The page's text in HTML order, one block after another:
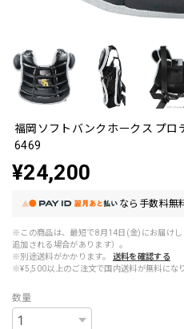
福岡ソフトバンクホークス プロ
6469
¥24,200
なら 手数料無
※この商品は、最短で8月14日(金)にお届けし
追加される場合があります）。
※別途送料がかかります。
送料を確認する
※¥5,500以上のご注文で国内送料が無料になり
数量